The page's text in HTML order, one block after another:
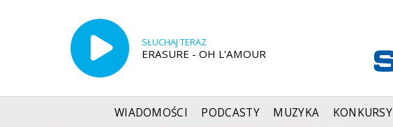
SŁUCHAJ TERAZ
ERASURE - OH L'AMOUR
WIADOMOŚCI PODCASTY MUZYKA KONKURSY